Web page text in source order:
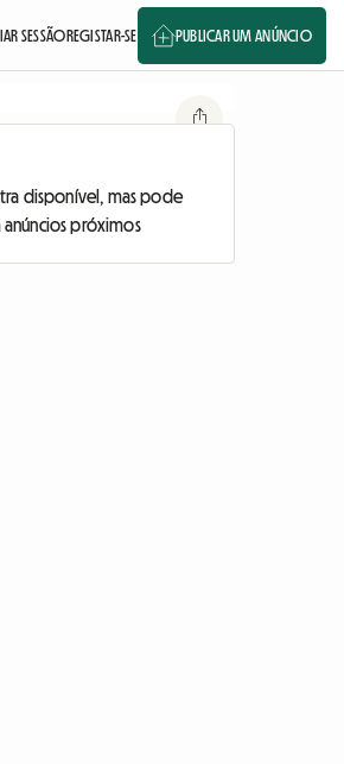
SESSÃOREGISTAR-SE PUBLICAR UM ANÚNCIO
disponível, mas pode
anúncios próximos